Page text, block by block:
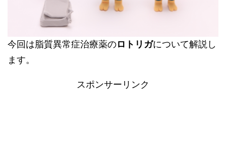
今回は脂質異常症治療薬のロトリガについて解説し
ます。
スポンサーリンク